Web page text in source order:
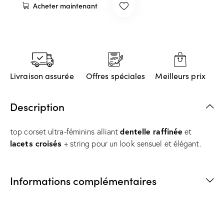
Acheter maintenant
Livraison assurée Offres spéciales Meilleurs prix
Description
top corset ultra-féminins alliantdentelle raffinée et
lacets croisés + string pour un look sensuel et élégant.
Informations complémentaires